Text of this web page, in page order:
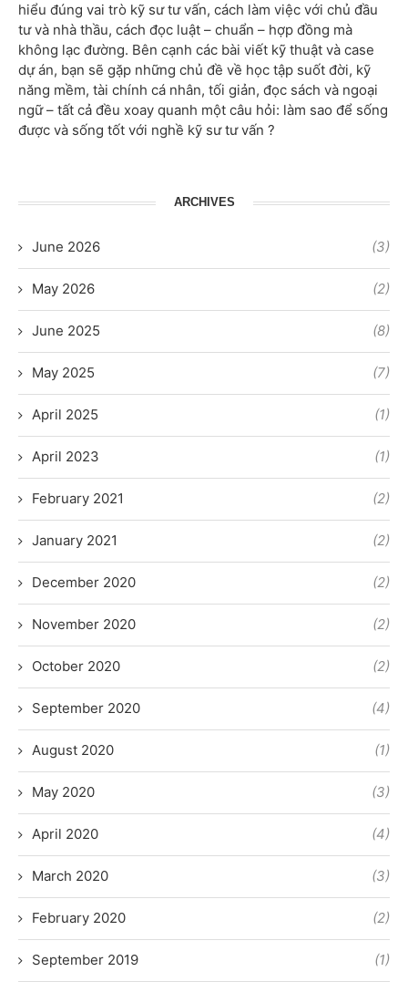
hiểu đúng vai trò kỹ sư tư vấn, cách làm việc với chủ đầu
tư và nhà thầu, cách đọc luật – chuẩn – hợp đồng mà
không lạc đường. Bên cạnh các bài viết kỹ thuật và case
dự án, bạn sẽ gặp những chủ đề về học tập suốt đời, kỹ
năng mềm, tài chính cá nhân, tối giản, đọc sách và ngoại
ngữ – tất cả đều xoay quanh một câu hỏi: làm sao để sống
được và sống tốt với nghề kỹ sư tư vấn ?
ARCHIVES
June 2026 (3)
May 2026 (2)
June 2025 (8)
May 2025 (7)
April 2025 (1)
April 2023 (1)
February 2021 (2)
January 2021 (2)
December 2020 (2)
November 2020 (2)
October 2020 (2)
September 2020 (4)
August 2020 (1)
May 2020 (3)
April 2020 (4)
March 2020 (3)
February 2020 (2)
September 2019 (1)